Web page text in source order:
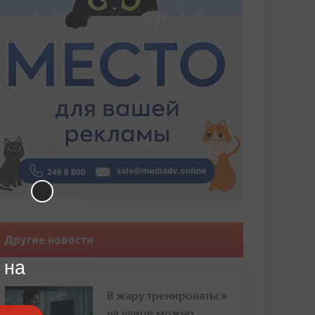
Другие новости
В жару тренироваться